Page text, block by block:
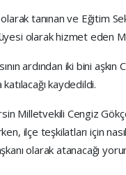
tanınan ve Eğitim
üyesi olarak hizmet
ardından iki bini
kaydedildi.
Milletvekili Cengiz
ilçe teşkilatları için
olarak atanacağı